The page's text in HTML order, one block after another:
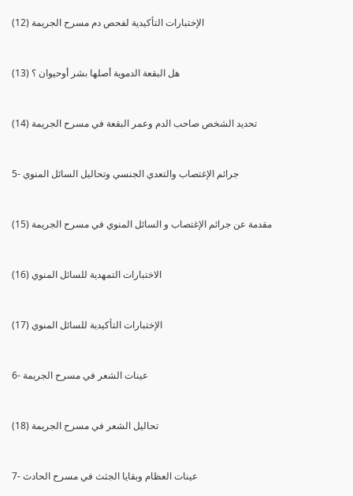
(12) الإختبارات التأكيدية لفحص دم مسرح الجريمة
(13) هل البقعة الدموية أصلها بشر أوحيوان ؟
(14) تحديد الشخص صاحب الدم وعمر البقعة في مسرح الجريمة
5- جرائم الإغتصاب والتعدي الجنسي وتحاليل السائل المنوي
(15) مقدمة عن جرائم الإغتصاب و السائل المنوي في مسرح الجريمة
(16) الاختبارات التمهدية للسائل المنوي
(17) الإختبارات التأكيدية للسائل المنوي
6- عينات الشعر في مسرح الجريمة
(18) تحاليل الشعر في مسرح الجريمة
7- عينات العظام وبقايا الجثث في مسرح الحادث